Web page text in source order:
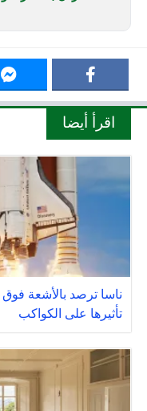
اقرأ أيضا
ناسا ترصد بالأشعة
تأثيرها على الكواكب